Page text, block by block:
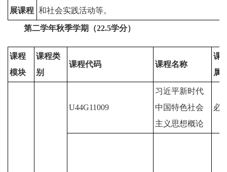
展课程 和社会实践活动等。
第二学年秋季学期（22.5学分）
课程
模块
课程类
别
课程代码 课程名称
课
属
U44G11009
习近平新时代
中国特色社会
主义思想概论
必